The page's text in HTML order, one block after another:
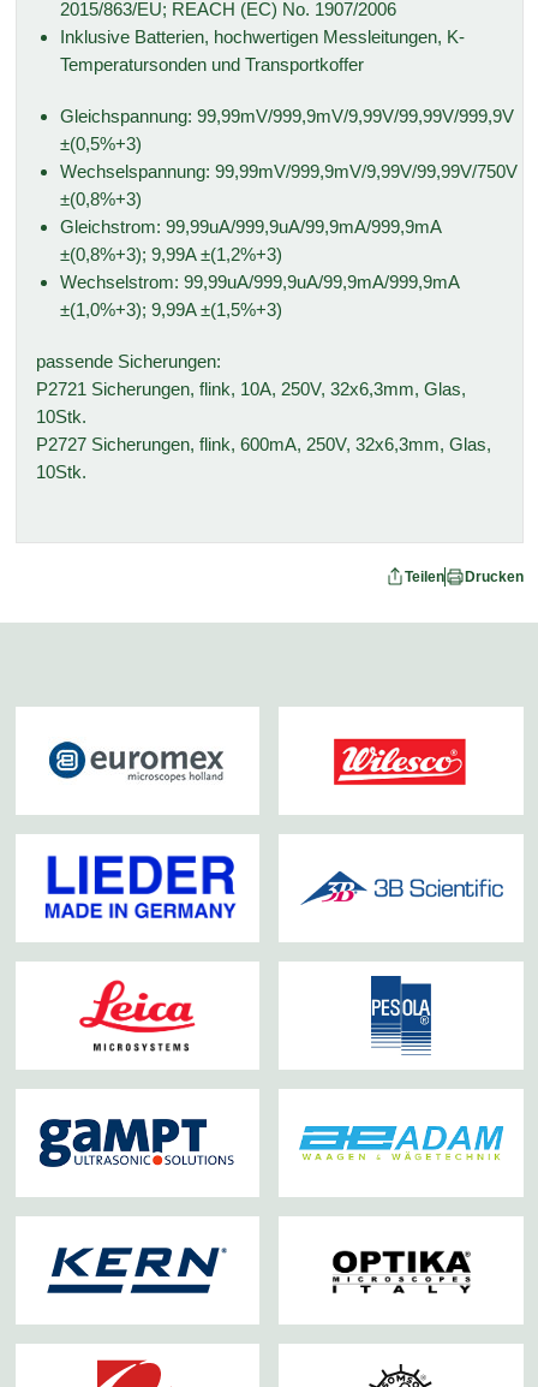
2015/863/EU; REACH (EC) No. 1907/2006
Inklusive Batterien, hochwertigen Messleitungen, K-
Temperatursonden und Transportkoffer
Gleichspannung: 99,99mV/999,9mV/9,99V/99,99V/999,9V
±(0,5%+3)
Wechselspannung: 99,99mV/999,9mV/9,99V/99,99V/750V
±(0,8%+3)
Gleichstrom: 99,99uA/999,9uA/99,9mA/999,9mA
±(0,8%+3); 9,99A ±(1,2%+3)
Wechselstrom: 99,99uA/999,9uA/99,9mA/999,9mA
±(1,0%+3); 9,99A ±(1,5%+3)
passende Sicherungen:
P2721 Sicherungen, flink, 10A, 250V, 32x6,3mm, Glas,
10Stk.
P2727 Sicherungen, flink, 600mA, 250V, 32x6,3mm, Glas,
10Stk.
Teilen Drucken